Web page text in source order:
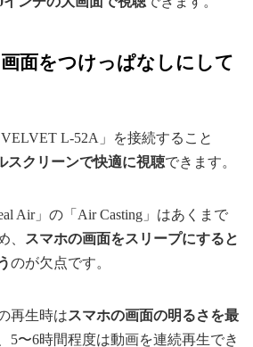
面をつけっぱなしにして
VELVET L-52A」を接続すること
スクリーンで快適に視聴できます。
Air」の「Air Casting」はあくまで
、
スマホの画面をスリープにすると
のが欠点です。
再生時はスマホの画面の明るさを最
5〜6時間程度は動画を連続再生でき